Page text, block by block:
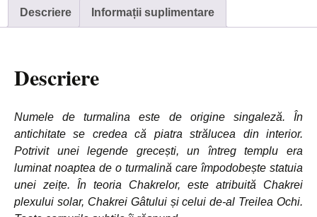
Descriere Informații suplimentare
Descriere
Numele de turmalina este de origine singaleză. În
antichitate se credea că piatra strălucea din interior.
Potrivit unei legende grecești, un întreg templu era
luminat noaptea de o turmalină care împodobește statuia
unei zeițe. În teoria Chakrelor, este atribuită Chakrei
plexului solar, Chakrei Gâtului și celui de-al Treilea Ochi.